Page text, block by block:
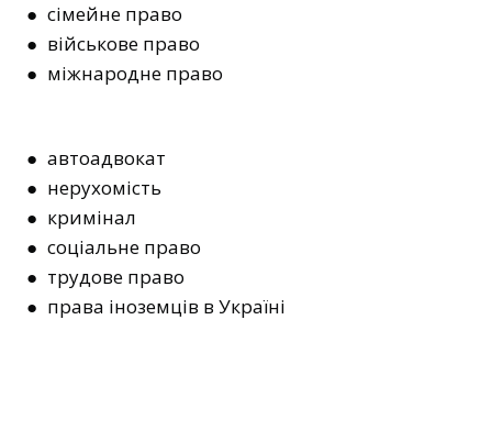
● сімейне право
● військове право
● міжнародне право
● автоадвокат
● нерухомість
● кримінал
● соціальне право
● трудове право
● права іноземців в Україні